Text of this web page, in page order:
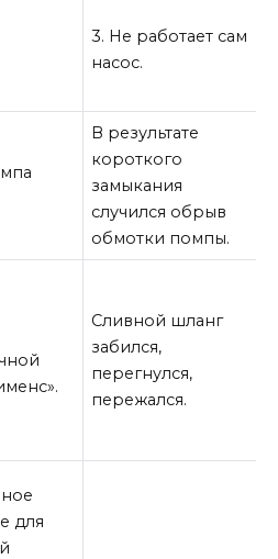
3. Не работает сам
насос.
В результате
короткого
замыкания
случился обрыв
обмотки помпы.
Сливной шланг
забился,
перегнулся,
пережался.
для